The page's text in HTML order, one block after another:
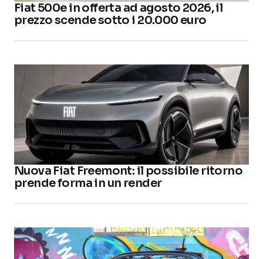
Fiat 500e in offerta ad agosto 2026, il
prezzo scende sotto i 20.000 euro
Nuova Fiat Freemont: il possibile ritorno
prende forma in un render